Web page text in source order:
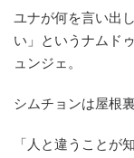
ユナが何を言い出
い」というナムド
ュンジェ。
シムチョンは屋根
「人と違うことが